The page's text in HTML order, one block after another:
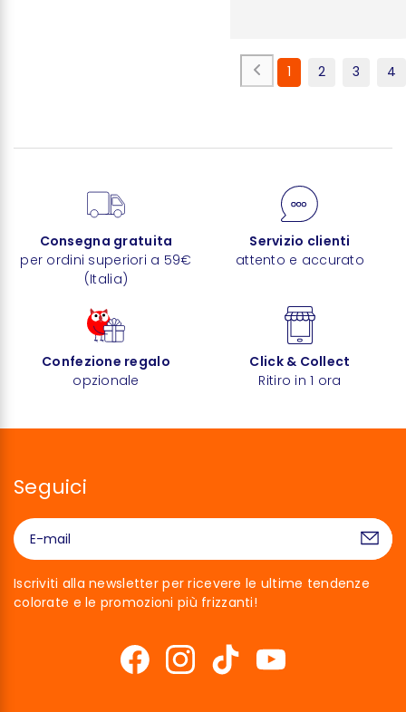
1 2 3 4
Consegna gratuita
per ordini superiori a 59€
(Italia)
Servizio clienti
attento e accurato
Confezione regalo
opzionale
Click & Collect
Ritiro in 1 ora
Seguici
Iscriviti alla newsletter per ricevere le ultime tendenze
colorate e le promozioni più frizzanti!